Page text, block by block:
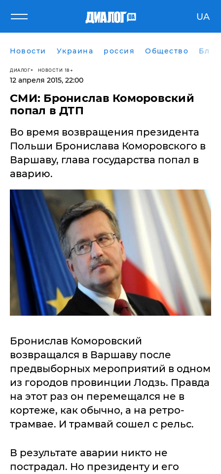
UA
Новости Украина россия Общество
ДИАЛОГ НОВОСТИ 18+
12 апреля 2015, 22:00
СМИ: Бронислав Коморовский
попал в ДТП
Во время возвращения президента
Польши Бронислава Коморовского в
Варшаву, глава государства попал в
аварию.
Бронислав Коморовский
возвращался в Варшаву после
предвыборных мероприятий в одном
из городов провинции Лодзь. Правда
на этот раз он перемещался не в
кортеже, как обычно, а на ретро-
трамвае. И трамвай сошел с рельс.
В результате аварии никто не
пострадал. Но президенту и его